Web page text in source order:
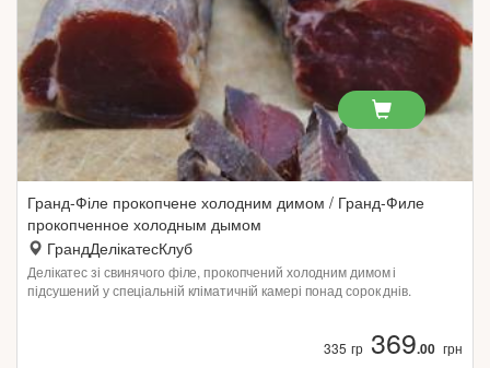
Гранд-Філе прокопчене холодним димом / Гранд-Филе
прокопченное холодным дымом
ГрандДелікатесКлуб
Делікатес зі свинячого філе, прокопчений холодним димом і
підсушений у спеціальній кліматичній камері понад сорок днів.
335 гр369.00 грн